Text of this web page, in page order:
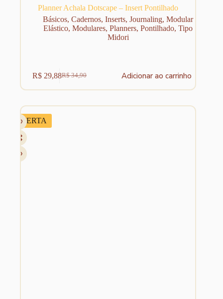
Planner Achala Dotscape – Insert Pontilhado
Básicos,Cadernos,Inserts,Journaling,Modular
Elástico,Modulares,Planners,Pontilhado,Tipo
Midori
R$34,90
O
preço
era:
R$ 29,88O
preço
é:
Adicionar ao carrinho
OFERTA